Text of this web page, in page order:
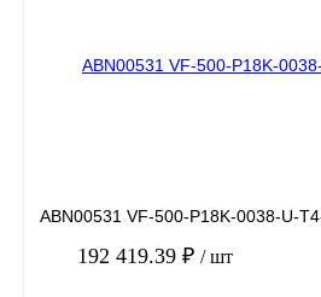
ABN00531 VF-500-P18K-0038-U-
192 419.39 ₽ / шт